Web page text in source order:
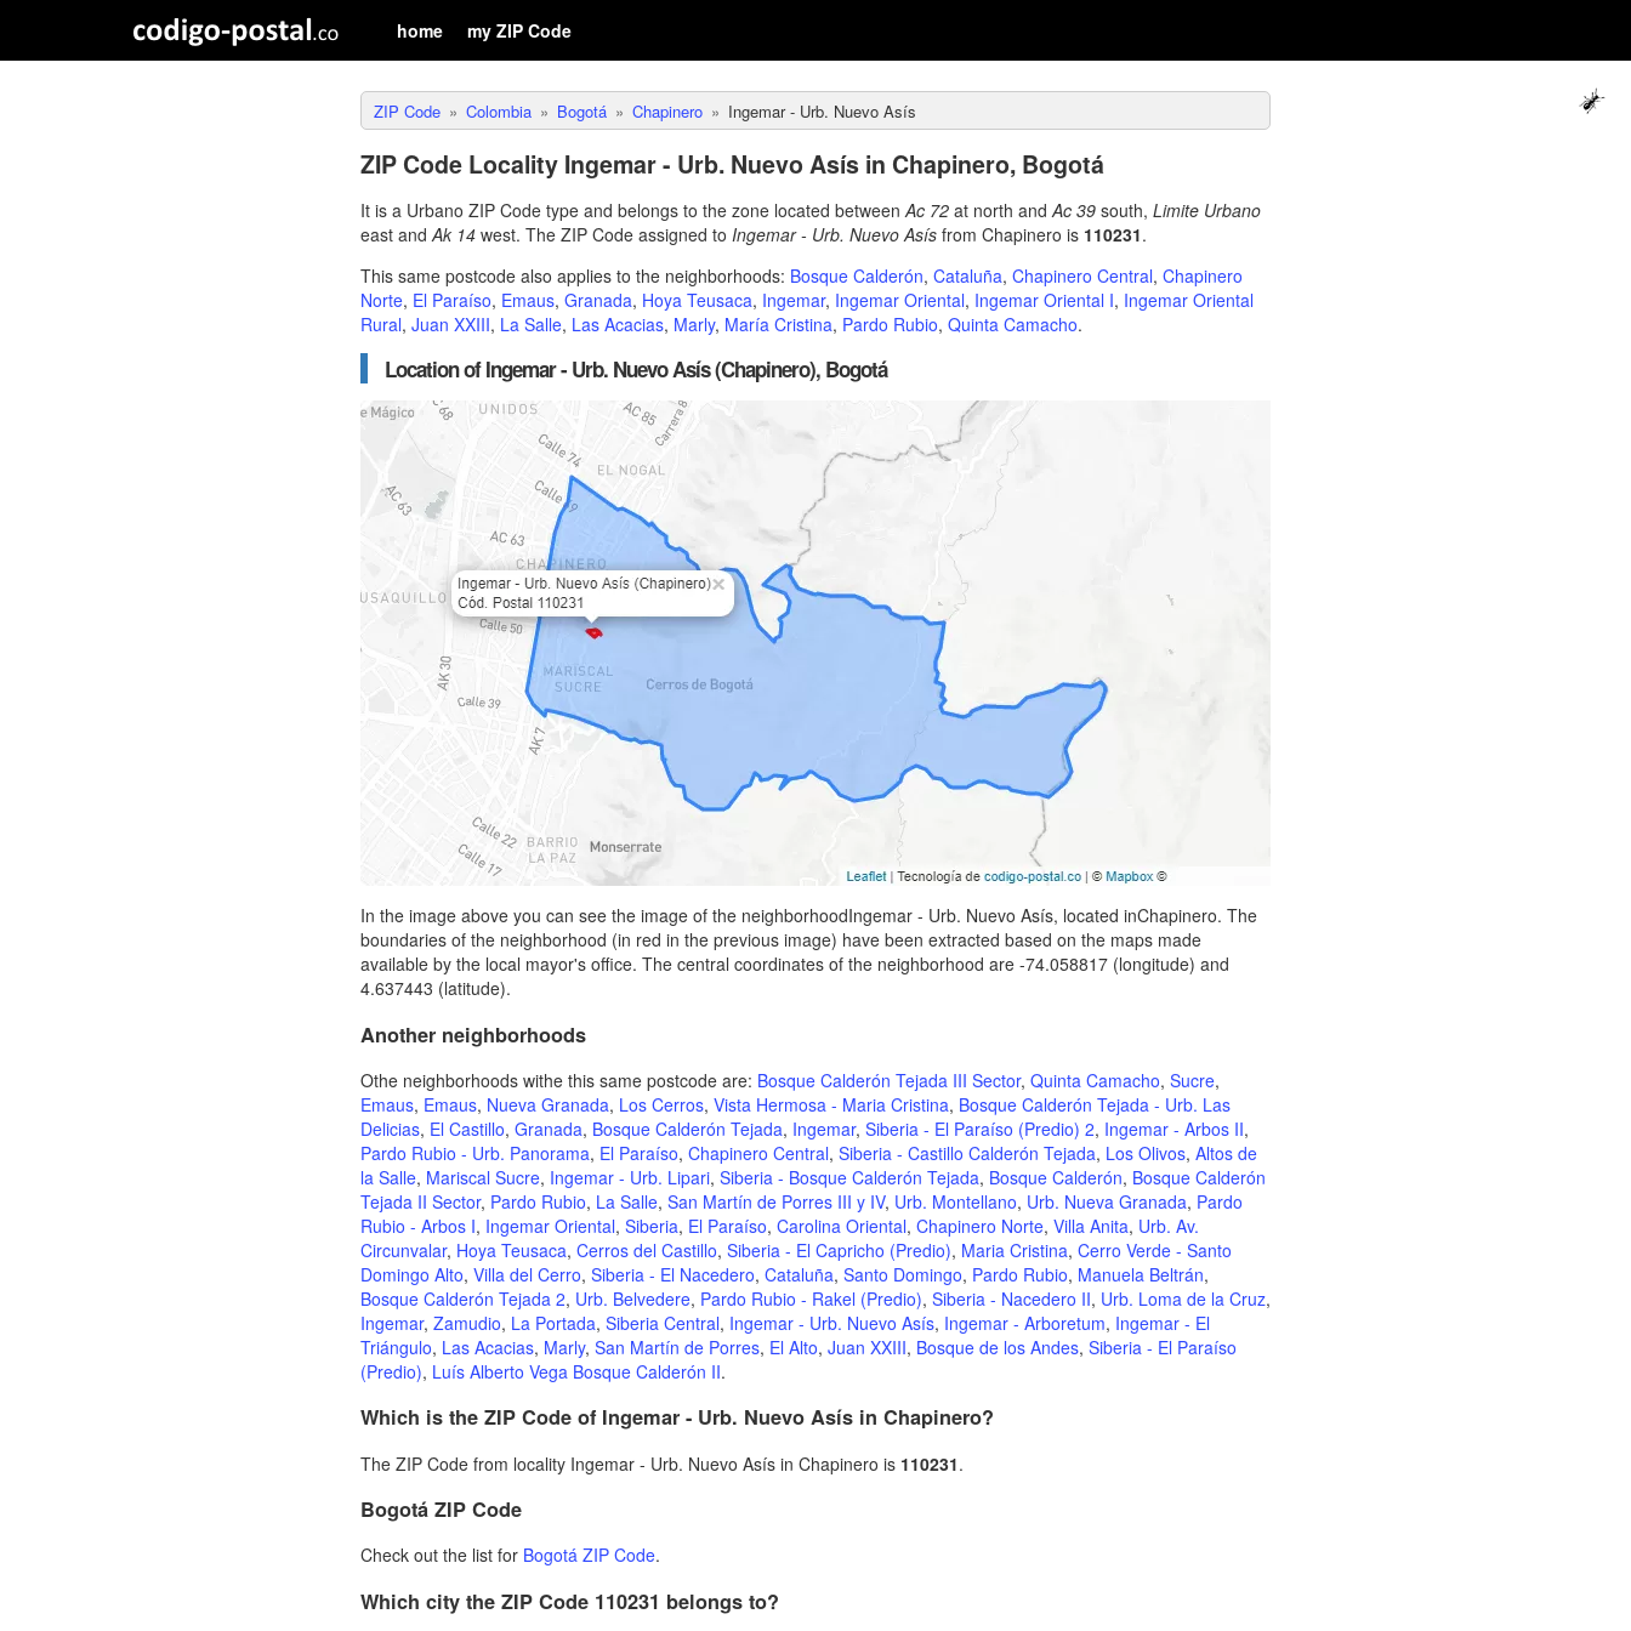
home my ZIP Code
ZIP Code Colombia Bogotá Chapinero Ingemar - Urb. Nuevo Asís
ZIP Code Locality Ingemar - Urb. Nuevo Asís in Chapinero, Bogotá
It is a Urbano ZIP Code type and belongs to the zone located betweenAc 72 at north andAc 39 south, Limite Urbano
east andAk 14 west. The ZIP Code assigned to Ingemar - Urb. Nuevo Asís from Chapinero is 110231.
This same postcode also applies to the neighborhoods: Bosque Calderón, Cataluña, Chapinero Central, Chapinero
Norte, El Paraíso, Emaus, Granada, Hoya Teusaca, Ingemar, Ingemar Oriental, Ingemar Oriental I, Ingemar Oriental
Rural, Juan XXIII, La Salle, Las Acacias, Marly, María Cristina, Pardo Rubio, Quinta Camacho.
Location of Ingemar - Urb. Nuevo Asís (Chapinero), Bogotá
In the image above you can see the image of the neighborhoodIngemar - Urb. Nuevo Asís, located inChapinero. The
boundaries of the neighborhood (in red in the previous image) have been extracted based on the maps made
available by the local mayor's office. The central coordinates of the neighborhood are -74.058817 (longitude) and
4.637443 (latitude).
Another neighborhoods
Othe neighborhoods withe this same postcode are: Bosque Calderón Tejada III Sector, Quinta Camacho, Sucre,
Emaus, Emaus, Nueva Granada, Los Cerros, Vista Hermosa - Maria Cristina, Bosque Calderón Tejada - Urb. Las
Delicias, El Castillo, Granada, Bosque Calderón Tejada, Ingemar, Siberia - El Paraíso (Predio) 2, Ingemar - Arbos II,
Pardo Rubio - Urb. Panorama, El Paraíso, Chapinero Central, Siberia - Castillo Calderón Tejada, Los Olivos, Altos de
la Salle, Mariscal Sucre, Ingemar - Urb. Lipari, Siberia - Bosque Calderón Tejada, Bosque Calderón, Bosque Calderón
Tejada II Sector, Pardo Rubio, La Salle, San Martín de Porres III y IV, Urb. Montellano, Urb. Nueva Granada, Pardo
Rubio - Arbos I, Ingemar Oriental, Siberia, El Paraíso, Carolina Oriental, Chapinero Norte, Villa Anita, Urb. Av.
Circunvalar, Hoya Teusaca, Cerros del Castillo, Siberia - El Capricho (Predio), Maria Cristina, Cerro Verde - Santo
Domingo Alto, Villa del Cerro, Siberia - El Nacedero, Cataluña, Santo Domingo, Pardo Rubio, Manuela Beltrán,
Bosque Calderón Tejada 2, Urb. Belvedere, Pardo Rubio - Rakel (Predio), Siberia - Nacedero II, Urb. Loma de la Cruz,
Ingemar, Zamudio, La Portada, Siberia Central, Ingemar - Urb. Nuevo Asís, Ingemar - Arboretum, Ingemar - El
Triángulo, Las Acacias, Marly, San Martín de Porres, El Alto, Juan XXIII, Bosque de los Andes, Siberia - El Paraíso
(Predio), Luís Alberto Vega Bosque Calderón II.
Which is the ZIP Code of Ingemar - Urb. Nuevo Asís in Chapinero?
The ZIP Code from locality Ingemar - Urb. Nuevo Asís in Chapinero is 110231.
Bogotá ZIP Code
Check out the list for Bogotá ZIP Code.
Which city the ZIP Code 110231 belongs to?